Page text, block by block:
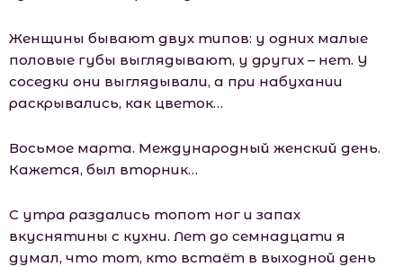
Женщины бывают двух типов: у одних малые
половые губы выглядывают, у других – нет. У
соседки они выглядывали, а при набухании
раскрывались, как цветок…
Восьмое марта. Международный женский день.
Кажется, был вторник…
С утра раздались топот ног и запах
вкуснятины с кухни. Лет до семнадцати я
думал, что тот, кто встаёт в выходной день